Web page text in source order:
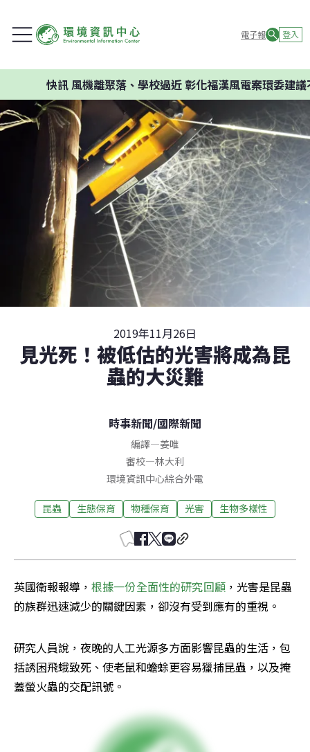
電子報 登入
風機離聚落、學校過近 彰化福漢風電案環委建議不應開
2019年11月26日
見光死！被低估的光害將成為昆
蟲的大災難
時事新聞/國際新聞
編譯—姜唯
審校—林大利
環境資訊中心綜合外電
昆蟲 生態保育 物種保育 光害 生物多樣性
英國衛報報導， 根據一份全面性的研究回顧，光害是昆蟲
的族群迅速減少的關鍵因素，卻沒有受到應有的重視。
研究人員說，夜晚的人工光源多方面影響昆蟲的生活，包
括誘困飛蛾致死、使老鼠和蟾蜍更容易獵捕昆蟲，以及掩
蓋螢火蟲的交配訊號。